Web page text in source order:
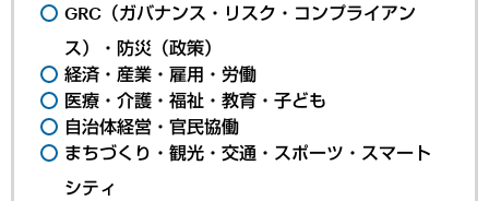
GRC（ガバナンス・リスク・コンプライアン
ス）・防災（政策）
経済・産業・雇用・労働
医療・介護・福祉・教育・子ども
自治体経営・官民協働
まちづくり・観光・交通・スポーツ・スマート
シティ